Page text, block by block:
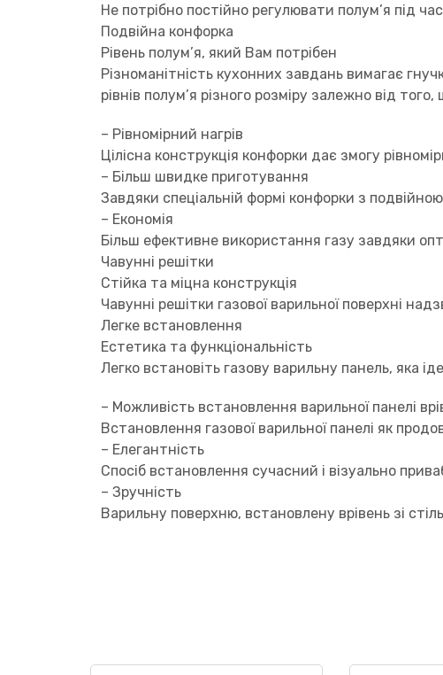
Не потрібно постійно регулювати полум’я під
Подвійна конфорка
Рівень полум’я, який Вам потрібен
Різноманітність кухонних завдань вимагає
рівнів полум’я різного розміру залежно від
– Рівномірний нагрів
Цілісна конструкція конфорки дає змогу
– Більш швидке приготування
Завдяки спеціальній формі конфорки з
– Економія
Більш ефективне використання газу завдяки
Чавунні решітки
Стійка та міцна конструкція
Чавунні решітки газової варильної поверхні
Легке встановлення
Естетика та функціональність
Легко встановіть газову варильну панель, яка
– Можливість встановлення варильної панелі
Встановлення газової варильної панелі як
– Елегантність
Спосіб встановлення сучасний і візуально
– Зручність
Варильну поверхню, встановлену врівень зі